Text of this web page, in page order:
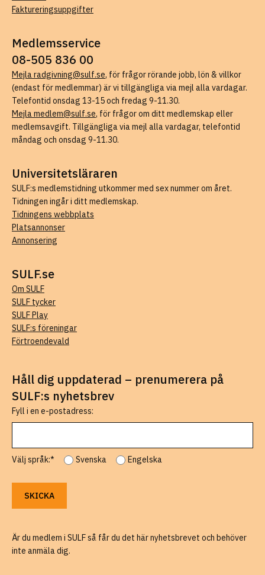
Faktureringsuppgifter
Medlemsservice
08-505 836 00
Mejla radgivning@sulf.se, för frågor rörande jobb, lön & villkor
(endast för medlemmar) är vi tillgängliga via mejl alla vardagar.
Telefontid onsdag 13-15 och fredag 9-11.30.
Mejla medlem@sulf.se, för frågor om ditt medlemskap eller
medlemsavgift. Tillgängliga via mejl alla vardagar, telefontid
måndag och onsdag 9-11.30.
Universitetsläraren
SULF:s medlemstidning utkommer med sex nummer om året.
Tidningen ingår i ditt medlemskap.
Tidningens webbplats
Platsannonser
Annonsering
SULF.se
Om SULF
SULF tycker
SULF Play
SULF:s föreningar
Förtroendevald
Håll dig uppdaterad – prenumerera på
SULF:s nyhetsbrev
Fyll i en e-postadress:
Välj språk:* Svenska Engelska
Är du medlem i SULF så får du det här nyhetsbrevet och behöver
inte anmäla dig.